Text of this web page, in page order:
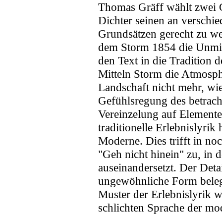
Thomas Gräff wählt zwei
Dichter seinen an
Grundsätzen gerecht zu
dem Storm 1854 die
den Text in die Tradition
Mitteln Storm die
Landschaft nicht mehr,
Gefühlsregung des
Vereinzelung auf
traditionelle Erlebnislyrik
Moderne. Dies trifft in
"Geh nicht hinein" zu, in
auseinandersetzt. Der
ungewöhnliche Form
Muster der Erlebnislyrik
schlichten Sprache der